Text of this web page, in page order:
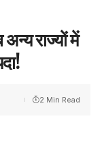
राज्यों में
2 Min Read